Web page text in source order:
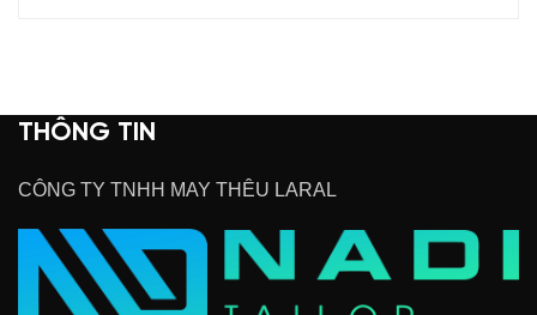
THÔNG TIN
CÔNG TY TNHH MAY THÊU LARAL